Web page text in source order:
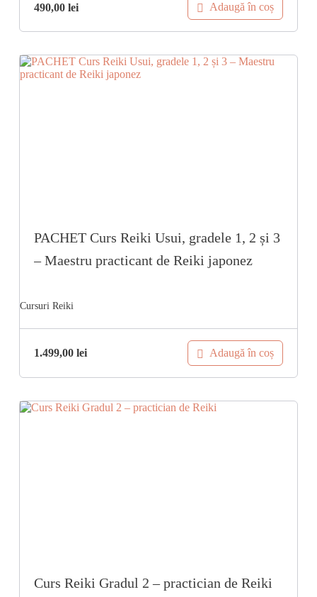
490,00 lei Adaugă în coș
PACHET Curs Reiki Usui, gradele 1, 2 și 3
– Maestru practicant de Reiki japonez
1.499,00 lei Adaugă în coș
Curs Reiki Gradul 2 – practician de Reiki